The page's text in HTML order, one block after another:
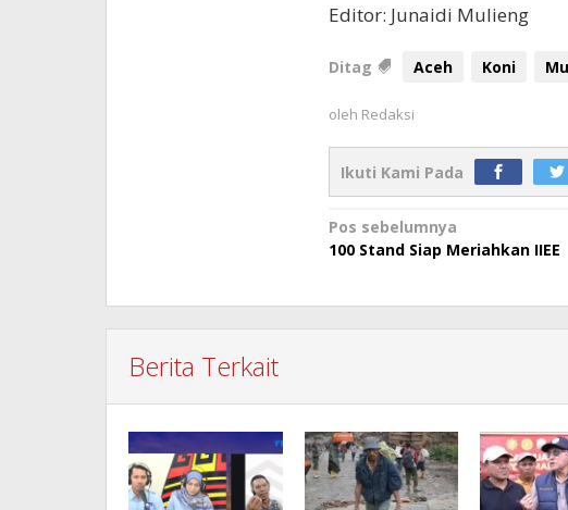
Editor: Junaidi Mulieng
Ditag Aceh Koni
oleh Redaksi
Ikuti Kami Pada
Navigasi
pos
Pos sebelumnya
100 Stand Siap Meriahkan IIEE
Berita Terkait